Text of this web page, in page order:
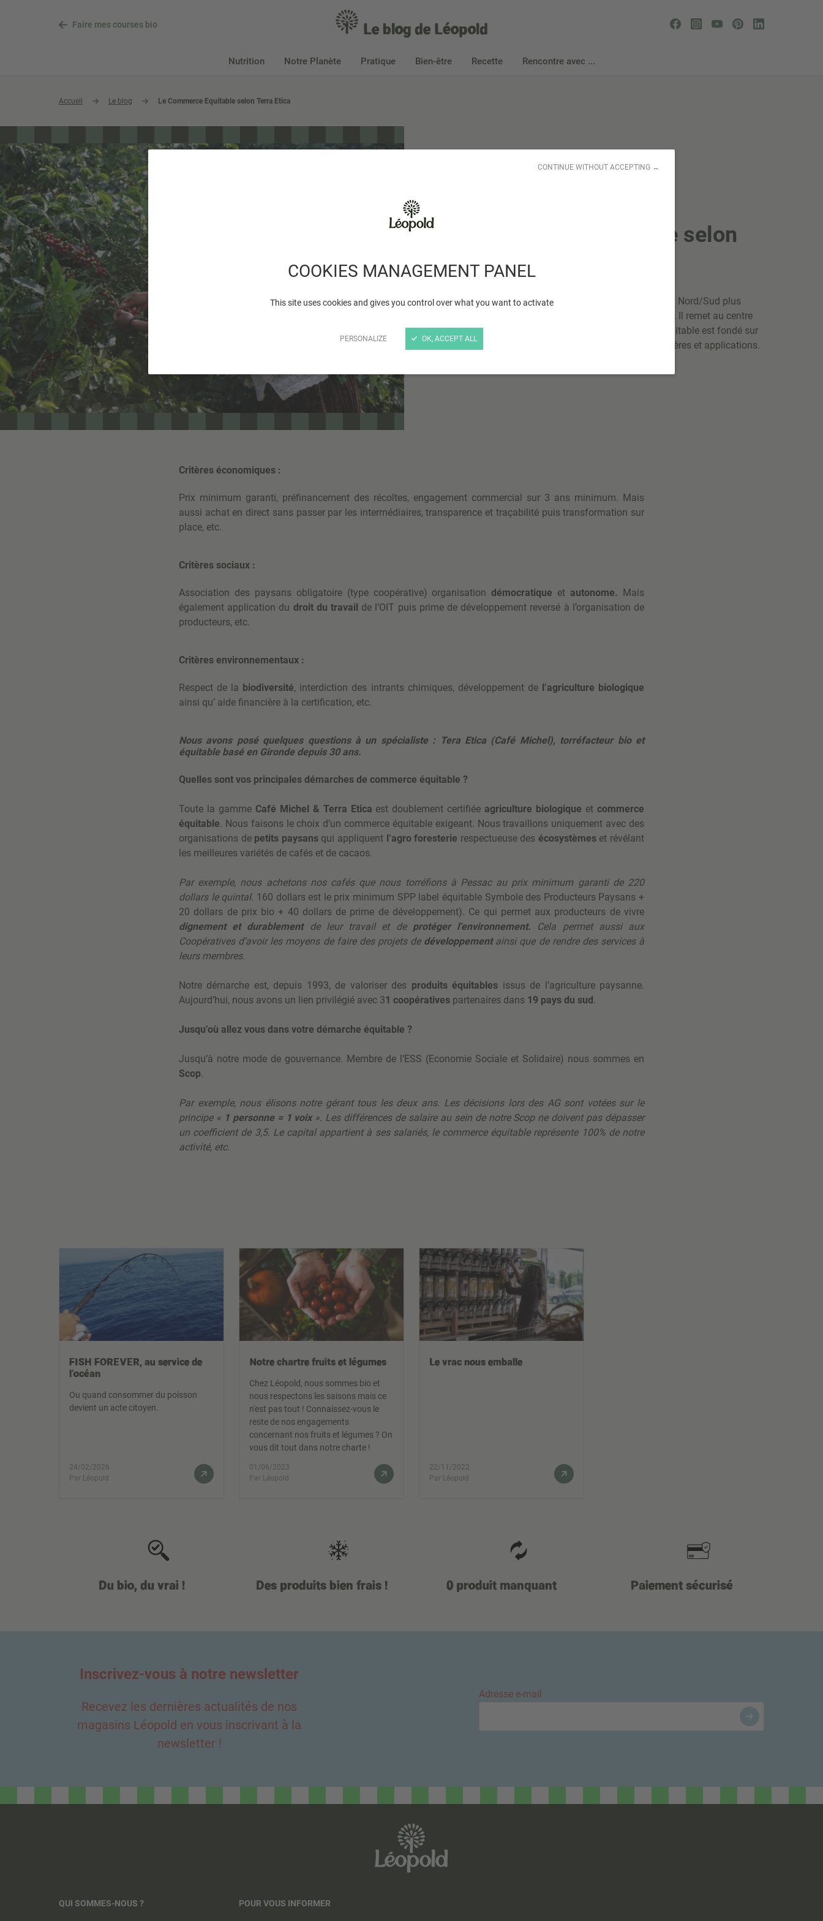
COOKIES MANAGEMENT PANEL
This site uses cookies and gives you control over what you want to activate
PERSONALIZE
CONTINUE WITHOUT ACCEPTING →
OK, ACCEPT ALL
Aller au contenu
Faire mes courses bio Le blog de Léopold
Nutrition Notre Planète Pratique Bien-être Recette Rencontre avec ...
Accueil Le blog Le Commerce Equitable selon Terra Etica
Le Commerce Equitable selon
Terra Etica
Le commerce équitable est un partenariat commercial Nord/Sud plus
équitable entre acheteur au nord et producteur du sud. Il remet au centre
de l’échange le bien-être du paysan. Le commerce équitable est fondé sur
le développement durable dont voici les différents critères et applications.
Critères économiques :
Prix minimum garanti, préfinancement des récoltes, engagement commercial sur 3 ans minimum. Mais
aussi achat en direct sans passer par les intermédiaires, transparence et traçabilité puis transformation sur
place, etc.
Critères sociaux :
Association des paysans obligatoire (type coopérative) organisationdémocratique etautonome. Mais
également application du droit du travail de l’OIT puis prime de développement reversé à l’organisation de
producteurs, etc.
Critères environnementaux :
Respect de la biodiversité, interdiction des intrants chimiques, développement del’agriculture biologique
ainsi qu’ aide financière à la certification, etc.
Nous avons posé quelques questions à un spécialiste : Tera Etica (Café Michel), torréfacteur bio et
équitable basé en Gironde depuis 30 ans.
Quelles sont vos principales démarches de commerce équitable ?
Toute la gamme Café Michel & Terra Etica est doublement certifiéeagriculture biologique etcommerce
équitable. Nous faisons le choix d’un commerce équitable exigeant. Nous travaillons uniquement avec des
organisations de petits paysansqui appliquent l’agro foresterie respectueuse des écosystèmeset révélant
les meilleures variétés de cafés et de cacaos.
Par exemple, nous achetons nos cafés que nous torréfions à Pessac au prix minimum garanti de 220
dollars le quintal. 160 dollars est le prix minimum SPP label équitable Symbole des Producteurs Paysans +
20 dollars de prix bio + 40 dollars de prime de développement). Ce qui permet aux producteurs de vivre
dignement et durablementde leur travail et de protéger l’environnement. Cela permet aussi aux
Coopératives d’avoir les moyens de faire des projets de développementainsi que de rendre des services à
leurs membres.
Notre démarche est, depuis 1993, de valoriser des produits équitables issus de l’agriculture paysanne.
Aujourd’hui, nous avons un lien privilégié avec 31 coopératives partenaires dans 19 pays du sud.
Jusqu’où allez vous dans votre démarche équitable ?
Jusqu’à notre mode de gouvernance. Membre de l’ESS (Economie Sociale et Solidaire) nous sommes en
Scop.
Par exemple, nous élisons notre gérant tous les deux ans. Les décisions lors des AG sont votées sur le
principe « 1 personne = 1 voix ». Les différences de salaire au sein de notre Scop ne doivent pas dépasser
un coefficient de 3,5. Le capital appartient à ses salariés, le commerce équitable représente 100% de notre
activité, etc.
FISH FOREVER, au service de
l'océan
Ou quand consommer du poisson
devient un acte citoyen.
24/02/2026
Par Léopold
Notre chartre fruits et légumes
Chez Léopold, nous sommes bio et
nous respectons les saisons mais ce
n'est pas tout ! Connaissez-vous le
reste de nos engagements
concernant nos fruits et légumes ? On
vous dit tout dans notre charte !
01/06/2023
Par Léopold
Le vrac nous emballe
22/11/2022
Par Léopold
Du bio, du vrai ! Des produits bien frais ! 0 produit manquant Paiement sécurisé
Inscrivez-vous à notre newsletter
Recevez les dernières actualités de nos
magasins Léopold en vous inscrivant à la
newsletter !
Adresse e-mail
QUI SOMMES-NOUS ? POUR VOUS INFORMER